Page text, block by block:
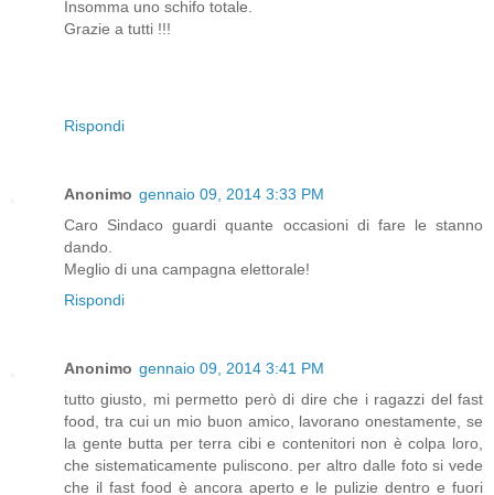
Insomma uno schifo totale.
Grazie a tutti !!!
Rispondi
Anonimo gennaio 09, 2014 3:33 PM
Caro Sindaco guardi quante occasioni di fare le stanno
dando.
Meglio di una campagna elettorale!
Rispondi
Anonimo gennaio 09, 2014 3:41 PM
tutto giusto, mi permetto però di dire che i ragazzi del fast
food, tra cui un mio buon amico, lavorano onestamente, se
la gente butta per terra cibi e contenitori non è colpa loro,
che sistematicamente puliscono. per altro dalle foto si vede
che il fast food è ancora aperto e le pulizie dentro e fuori